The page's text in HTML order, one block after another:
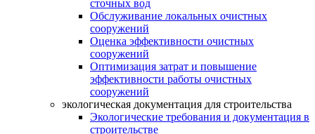
сточных вод
Обслуживание локальных очистных
сооружений
Оценка эффективности очистных
сооружений
Оптимизация затрат и повышение
эффективности работы очистных
сооружений
экологическая документация для строительства
Экологические требования и документация в
строительстве